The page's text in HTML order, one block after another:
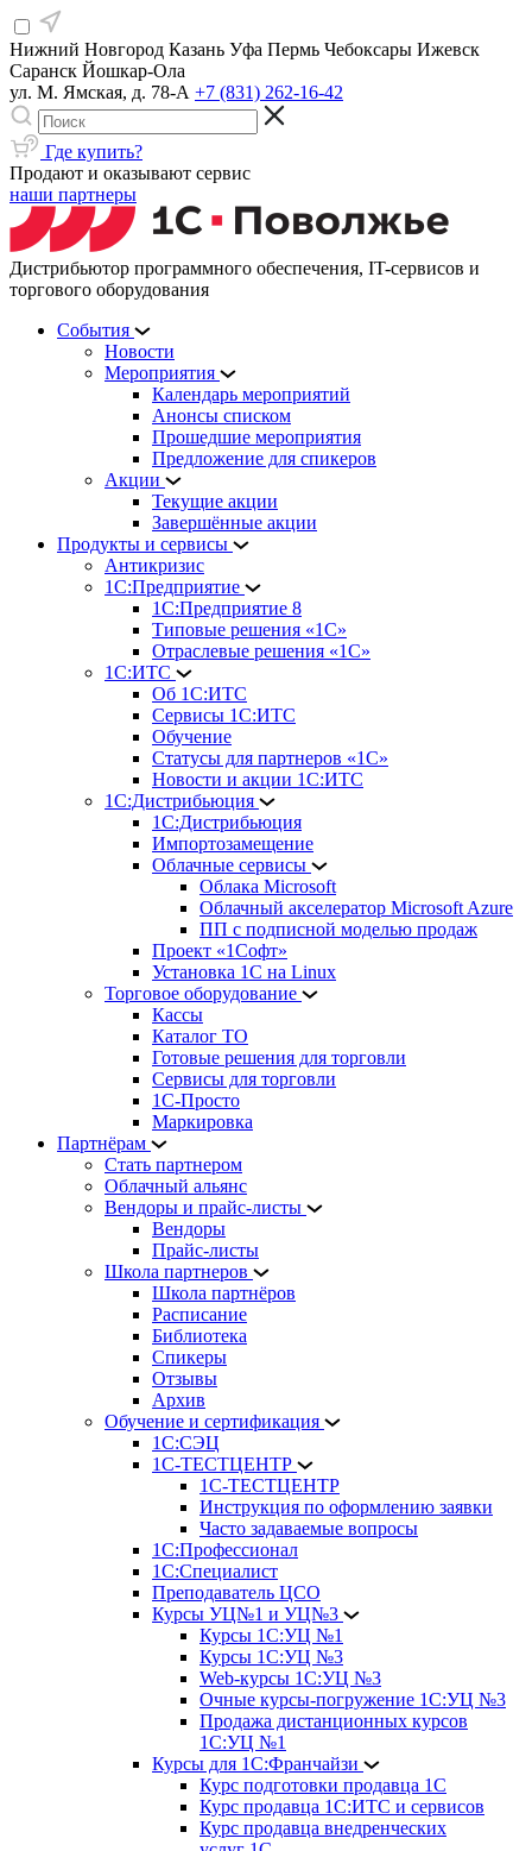
Нижний Новгород Казань Уфа Пермь Чебоксары Ижевск
Саранск Йошкар-Ола
ул. М. Ямская, д. 78-А +7 (831) 262-16-42
Где купить?
Продают и оказывают сервис
наши партнеры
Дистрибьютор программного обеспечения, IT-сервисов и
торгового оборудования
События
Новости
Мероприятия
Календарь мероприятий
Анонсы списком
Прошедшие мероприятия
Предложение для спикеров
Акции
Текущие акции
Завершённые акции
Продукты и сервисы
Антикризис
1С:Предприятие
1С:Предприятие 8
Типовые решения «1С»
Отраслевые решения «1С»
1С:ИТС
Об 1С:ИТС
Сервисы 1С:ИТС
Обучение
Статусы для партнеров «1С»
Новости и акции 1С:ИТС
1С:Дистрибьюция
1С:Дистрибьюция
Импортозамещение
Облачные сервисы
Облака Microsoft
Облачный акселератор Microsoft Azure
ПП с подписной моделью продаж
Проект «1Софт»
Установка 1С на Linux
Торговое оборудование
Кассы
Каталог ТО
Готовые решения для торговли
Сервисы для торговли
1С-Просто
Маркировка
Партнёрам
Стать партнером
Облачный альянс
Вендоры и прайс-листы
Вендоры
Прайс-листы
Школа партнеров
Школа партнёров
Расписание
Библиотека
Спикеры
Отзывы
Архив
Обучение и сертификация
1С:СЭЦ
1С-ТЕСТЦЕНТР
1С-ТЕСТЦЕНТР
Инструкция по оформлению заявки
Часто задаваемые вопросы
1С:Профессионал
1С:Специалист
Преподаватель ЦСО
Курсы УЦ№1 и УЦ№3
Курсы 1С:УЦ №1
Курсы 1С:УЦ №3
Web-курсы 1С:УЦ №3
Очные курсы-погружение 1С:УЦ №3
Продажа дистанционных курсов
1С:УЦ №1
Курсы для 1С:Франчайзи
Курс подготовки продавца 1С
Курс продавца 1С:ИТС и сервисов
Курс продавца внедренческих